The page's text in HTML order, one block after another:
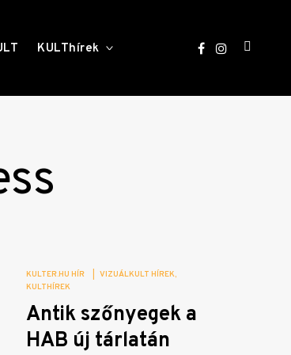
KULThírek
open
KULTER.HU HÍR
VIZUÁLKULT HÍREK
KULTHÍREK
Antik szőnyegek a
HAB új tárlatán